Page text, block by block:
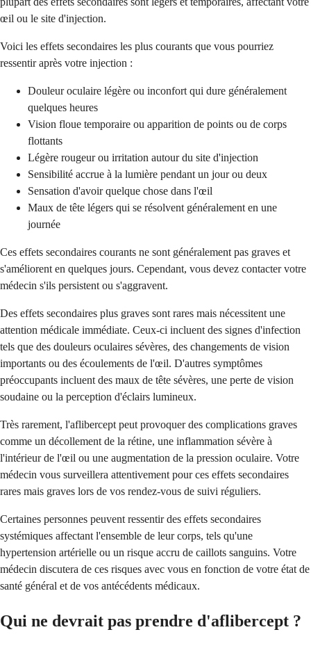
œil ou le site d'injection.
Voici les effets secondaires les plus courants que vous pourriez
ressentir après votre injection :
Douleur oculaire légère ou inconfort qui dure généralement
quelques heures
Vision floue temporaire ou apparition de points ou de corps
flottants
Légère rougeur ou irritation autour du site d'injection
Sensibilité accrue à la lumière pendant un jour ou deux
Sensation d'avoir quelque chose dans l'œil
Maux de tête légers qui se résolvent généralement en une
journée
Ces effets secondaires courants ne sont généralement pas graves et
s'améliorent en quelques jours. Cependant, vous devez contacter votre
médecin s'ils persistent ou s'aggravent.
Des effets secondaires plus graves sont rares mais nécessitent une
attention médicale immédiate. Ceux-ci incluent des signes d'infection
tels que des douleurs oculaires sévères, des changements de vision
importants ou des écoulements de l'œil. D'autres symptômes
préoccupants incluent des maux de tête sévères, une perte de vision
soudaine ou la perception d'éclairs lumineux.
Très rarement, l'aflibercept peut provoquer des complications graves
comme un décollement de la rétine, une inflammation sévère à
l'intérieur de l'œil ou une augmentation de la pression oculaire. Votre
médecin vous surveillera attentivement pour ces effets secondaires
rares mais graves lors de vos rendez-vous de suivi réguliers.
Certaines personnes peuvent ressentir des effets secondaires
systémiques affectant l'ensemble de leur corps, tels qu'une
hypertension artérielle ou un risque accru de caillots sanguins. Votre
médecin discutera de ces risques avec vous en fonction de votre état de
santé général et de vos antécédents médicaux.
Qui ne devrait pas prendre d'aflibercept ?